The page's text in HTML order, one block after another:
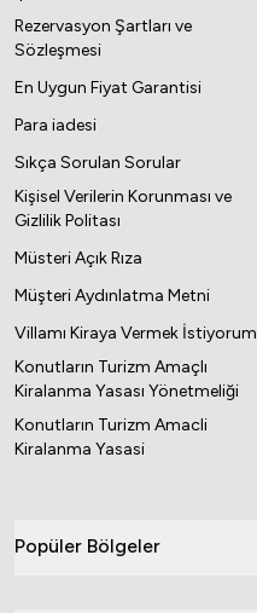
Rezervasyon Şartları ve
Sözleşmesi
En Uygun Fiyat Garantisi
Para iadesi
Sıkça Sorulan Sorular
Kişisel Verilerin Korunması ve
Gizlilik Politası
Müsteri Açık Rıza
Müşteri Aydınlatma Metni
Villamı Kiraya Vermek İstiyorum
Konutların Turizm Amaçlı
Kiralanma Yasası Yönetmeliği
Konutların Turizm Amacli
Kiralanma Yasasi
Popüler Bölgeler